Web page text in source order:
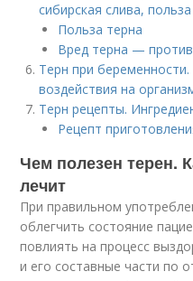
сибирская слива,
Польза терна
Вред терна —
Терн при
воздействия на
Терн рецепты.
Рецепт
Чем полезен терен.
лечит
При правильном
облегчить состояние
повлиять на процесс
и его составные части по